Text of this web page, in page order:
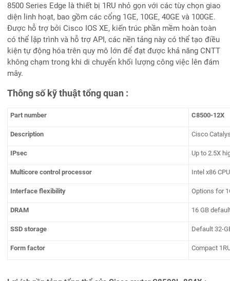
8500 Series Edge là thiết bị 1RU nhỏ gọn với các tùy chọn giao
diện linh hoạt, bao gồm các cổng 1GE, 10GE, 40GE và 100GE.
Được hỗ trợ bởi Cisco IOS XE, kiến trúc phần mềm hoàn toàn
có thể lập trình và hỗ trợ API, các nền tảng này có thể tạo điều
kiện tự động hóa trên quy mô lớn để đạt được khả năng CNTT
không chạm trong khi di chuyển khối lượng công việc lên đám
mây.
Thông số kỹ thuật tổng quan :
Part number C8500-12X
Description Cisco
IPsec Up to 2.5X
Multicore control processor Intel x86
Interface flexibility Options for
DRAM 16 GB
SSD storage Default 32-
Form factor Compact